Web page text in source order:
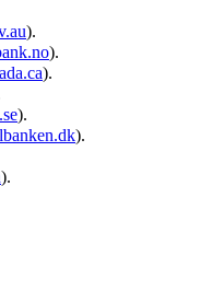
).
).
).
).
).
).